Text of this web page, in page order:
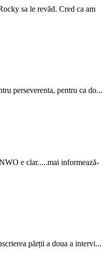
sa le revăd. Cred ca am
perseverenta, pentru ca do...
e clar.....mai informează-
părții a doua a intervi...